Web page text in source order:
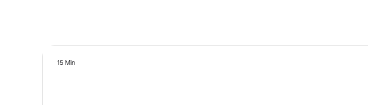
15 Min